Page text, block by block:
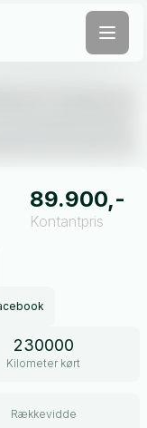
89.900,-
Kontantpris
230000
Kilometer kørt
Rækkevidde